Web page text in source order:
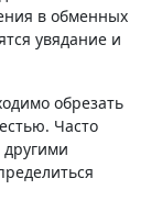
в обменных
увядание и
обрезать
Часто
другими